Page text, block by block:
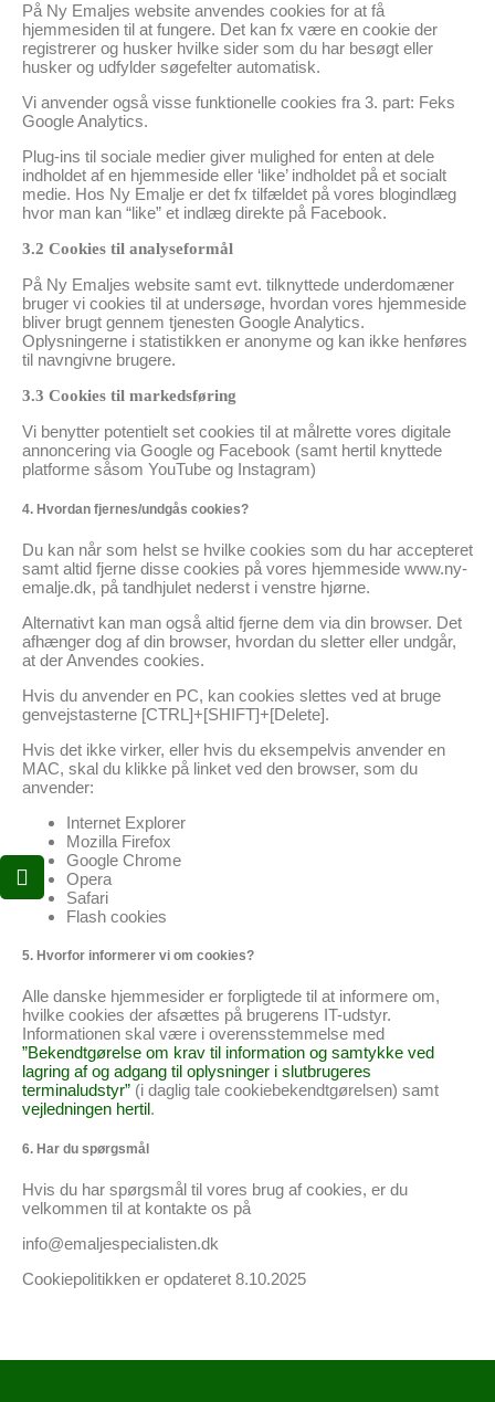
På Ny Emaljes website anvendes cookies for at få
hjemmesiden til at fungere. Det kan fx være en cookie der
registrerer og husker hvilke sider som du har besøgt eller
husker og udfylder søgefelter automatisk.
Vi anvender også visse funktionelle cookies fra 3. part: Feks
Google Analytics.
Plug-ins til sociale medier giver mulighed for enten at dele
indholdet af en hjemmeside eller ‘like’ indholdet på et socialt
medie. Hos Ny Emalje er det fx tilfældet på vores blogindlæg
hvor man kan “like” et indlæg direkte på Facebook.
3.2 Cookies til analyseformål
På Ny Emaljes website samt evt. tilknyttede underdomæner
bruger vi cookies til at undersøge, hvordan vores hjemmeside
bliver brugt gennem tjenesten Google Analytics.
Oplysningerne i statistikken er anonyme og kan ikke henføres
til navngivne brugere.
3.3 Cookies til markedsføring
Vi benytter potentielt set cookies til at målrette vores digitale
annoncering via Google og Facebook (samt hertil knyttede
platforme såsom YouTube og Instagram)
4. Hvordan fjernes/undgås cookies?
Du kan når som helst se hvilke cookies som du har accepteret
samt altid fjerne disse cookies på vores hjemmeside www.ny-
emalje.dk, på tandhjulet nederst i venstre hjørne.
Alternativt kan man også altid fjerne dem via din browser. Det
afhænger dog af din browser, hvordan du sletter eller undgår,
at der Anvendes cookies.
Hvis du anvender en PC, kan cookies slettes ved at bruge
genvejstasterne [CTRL]+[SHIFT]+[Delete].
Hvis det ikke virker, eller hvis du eksempelvis anvender en
MAC, skal du klikke på linket ved den browser, som du
anvender:
Internet Explorer
Mozilla Firefox
Google Chrome
Opera
Safari
Flash cookies
5. Hvorfor informerer vi om cookies?
Alle danske hjemmesider er forpligtede til at informere om,
hvilke cookies der afsættes på brugerens IT-udstyr.
Informationen skal være i overensstemmelse med
”Bekendtgørelse om krav til information og samtykke ved
lagring af og adgang til oplysninger i slutbrugeres
terminaludstyr” (i daglig tale cookiebekendtgørelsen) samt
vejledningen hertil.
6. Har du spørgsmål
Hvis du har spørgsmål til vores brug af cookies, er du
velkommen til at kontakte os på
info@emaljespecialisten.dk
Cookiepolitikken er opdateret 8.10.2025